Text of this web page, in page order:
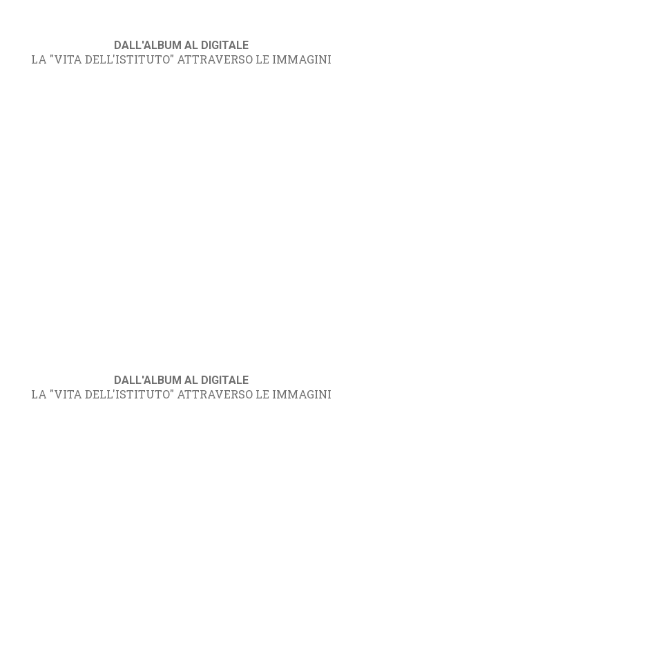
DALL'ALBUM AL DIGITALE
LA "VITA DELL'ISTITUTO" ATTRAVERSO LE IMMAGINI
DALL'ALBUM AL DIGITALE
LA "VITA DELL'ISTITUTO" ATTRAVERSO LE IMMAGINI